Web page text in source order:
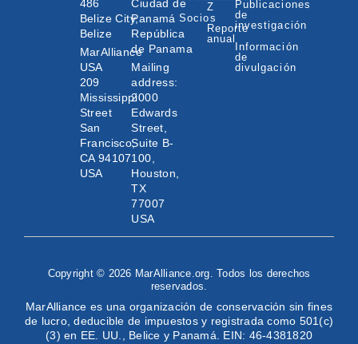
486
Belize City,
Belize
MarAlliance
USA
209
Mississippi
Street
San
Francisco,
CA 94107
USA
Ciudad de
Panamá
República
de Panama
Mailing
address:
2000
Edwards
Street,
Suite B-
100,
Houston,
TX
77007
USA
Socios
Z
Reporte
anual
Publicaciones
de
investigación
Información
de
divulgación
Copyright © 2026 MarAlliance.org. Todos los derechos
reservados.
MarAlliance es una organización de conservación sin fines
de lucro, deducible de impuestos y registrada como 501(c)
(3) en EE. UU., Belice y Panamá. EIN: 46-4381820